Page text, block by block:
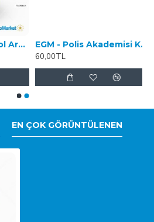
EGM - 3D Amasya Kol Arması
EGM - Polis Akademisi Kol Arması - 3 Boyutlu
60,00TL
EN ÇOK GÖRÜNTÜLENEN